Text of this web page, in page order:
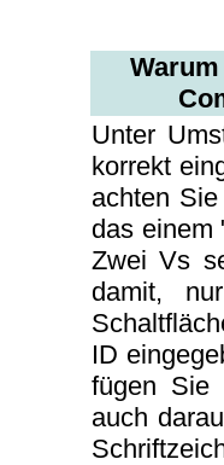
Unter
korrekt
achten
das einem
Zwei Vs
damit,
ID
fügen Sie
auch